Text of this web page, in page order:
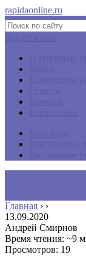
rapidaonline.ru
Главная › ›
13.09.2020
Андрей Смирнов
Время чтения: ~9
Просмотров: 19